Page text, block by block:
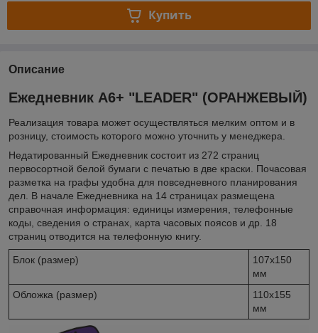
Купить
Описание
Ежедневник А6+ "LEADER" (ОРАНЖЕВЫЙ)
Реализация товара может осуществляться мелким оптом и в
розницу, стоимость которого можно уточнить у менеджера.
Недатированный Ежедневник состоит из 272 страниц
первосортной белой бумаги с печатью в две краски. Почасовая
разметка на графы удобна для повседневного планирования
дел. В начале Ежедневника на 14 страницах размещена
справочная информация: единицы измерения, телефонные
коды, сведения о странах, карта часовых поясов и др. 18
страниц отводится на телефонную книгу.
Блок (размер)
107х150
мм
Обложка (размер)
110х155
мм